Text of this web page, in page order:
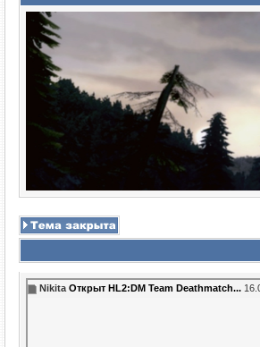
Nikita Открыт HL2:DM Team Deathmatch...